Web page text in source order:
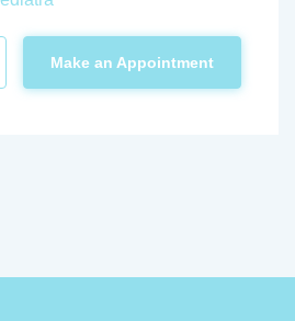
Make an Appointment